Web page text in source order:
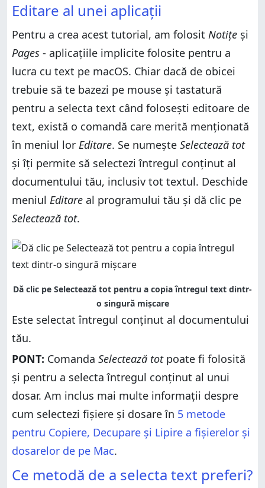
Editare al unei aplicații
Pentru a crea acest tutorial, am folosit Notițe și
Pages - aplicațiile implicite folosite pentru a
lucra cu text pe macOS. Chiar dacă de obicei
trebuie să te bazezi pe mouse și tastatură
pentru a selecta text când folosești editoare de
text, există o comandă care merită menționată
în meniul lor Editare. Se numește Selectează tot
și îți permite să selectezi întregul conținut al
documentului tău, inclusiv tot textul. Deschide
meniul Editare al programului tău și dă clic pe
Selectează tot.
Dă clic pe Selectează tot pentru a copia întregul text dintr-
o singură mișcare
Este selectat întregul conținut al documentului
tău.
PONT: Comanda Selectează totpoate fi folosită
și pentru a selecta întregul conținut al unui
dosar. Am inclus mai multe informații despre
cum selectezi fișiere și dosare în 5 metode
pentru Copiere, Decupare și Lipire a fișierelor și
dosarelor de pe Mac.
Ce metodă de a selecta text preferi?